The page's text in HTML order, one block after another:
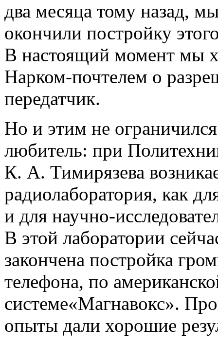
два месяца тому назад,
окончили постройку
В настоящий момент мы
Нарком-почтелем о
передатчик.
Но и этим не
любитель: при
К. А. Тимирязева
радиолаборатория, как
и для научно-
В этой лаборатории
закончена постройка
телефона, по
системе«Магнавокс».
опыты дали хорошие